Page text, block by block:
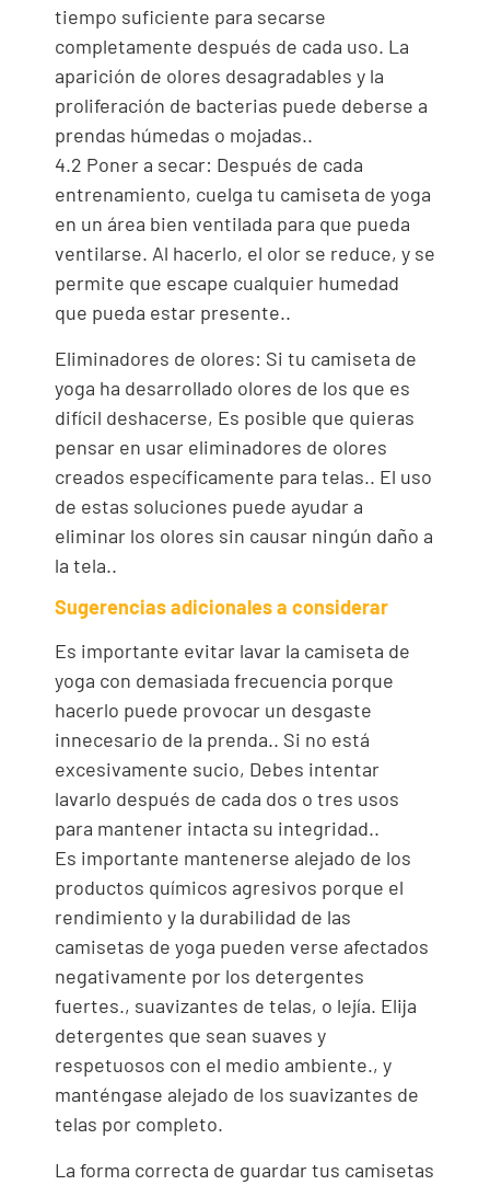
tiempo suficiente para secarse
completamente después de cada uso. La
aparición de olores desagradables y la
proliferación de bacterias puede deberse a
prendas húmedas o mojadas..
4.2 Poner a secar: Después de cada
entrenamiento, cuelga tu camiseta de yoga
en un área bien ventilada para que pueda
ventilarse. Al hacerlo, el olor se reduce, y se
permite que escape cualquier humedad
que pueda estar presente..
Eliminadores de olores: Si tu camiseta de
yoga ha desarrollado olores de los que es
difícil deshacerse, Es posible que quieras
pensar en usar eliminadores de olores
creados específicamente para telas.. El uso
de estas soluciones puede ayudar a
eliminar los olores sin causar ningún daño a
la tela..
Sugerencias adicionales a considerar
Es importante evitar lavar la camiseta de
yoga con demasiada frecuencia porque
hacerlo puede provocar un desgaste
innecesario de la prenda.. Si no está
excesivamente sucio, Debes intentar
lavarlo después de cada dos o tres usos
para mantener intacta su integridad..
Es importante mantenerse alejado de los
productos químicos agresivos porque el
rendimiento y la durabilidad de las
camisetas de yoga pueden verse afectados
negativamente por los detergentes
fuertes., suavizantes de telas, o lejía. Elija
detergentes que sean suaves y
respetuosos con el medio ambiente., y
manténgase alejado de los suavizantes de
telas por completo.
La forma correcta de guardar tus camisetas